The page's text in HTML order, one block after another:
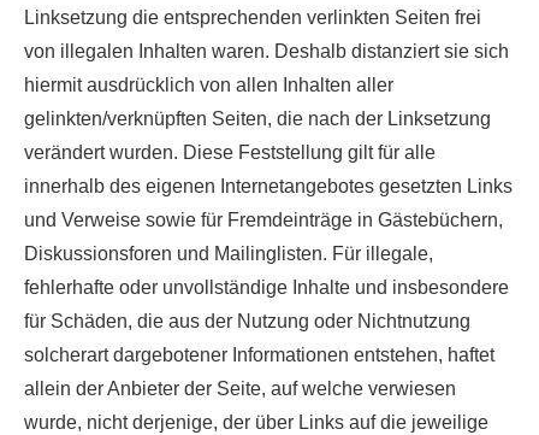
Linksetzung die entsprechenden verlinkten Seiten frei
von illegalen Inhalten waren. Deshalb distanziert sie sich
hiermit ausdrücklich von allen Inhalten aller
gelinkten/verknüpften Seiten, die nach der Linksetzung
verändert wurden. Diese Feststellung gilt für alle
innerhalb des eigenen Internetangebotes gesetzten Links
und Verweise sowie für Fremdeinträge in Gästebüchern,
Diskussionsforen und Mailinglisten. Für illegale,
fehlerhafte oder unvollständige Inhalte und insbesondere
für Schäden, die aus der Nutzung oder Nichtnutzung
solcherart dargebotener Informationen entstehen, haftet
allein der Anbieter der Seite, auf welche verwiesen
wurde, nicht derjenige, der über Links auf die jeweilige